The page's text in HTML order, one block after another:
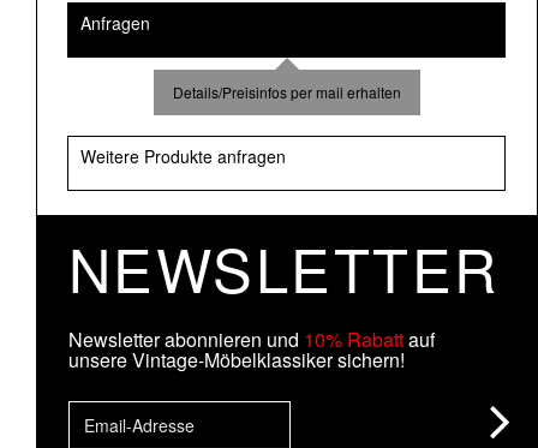
Anfragen
Details/Preisinfos per mail erhalten
Weitere Produkte anfragen
NEWSLETTER
Newsletter abonnieren und 10% Rabattauf
unsere Vintage-Möbelklassiker sichern!